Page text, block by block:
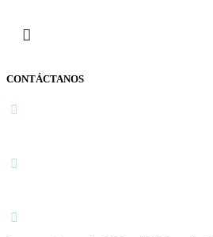
CONTÁCTANOS